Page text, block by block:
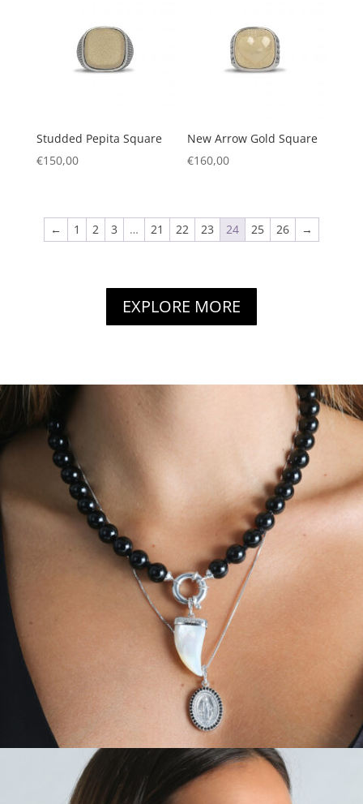
Studded Pepita Square
€150,00
New Arrow Gold Square
€160,00
← 1 2 3 … 21 22 23 24 25 26 →
EXPLORE MORE